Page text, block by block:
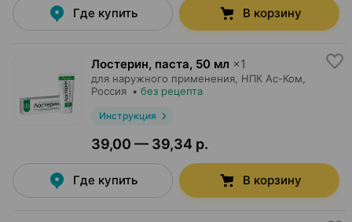
Где купить В корзину
Лостерин, паста, 50 мл ×1
для наружного применения, НПК Ас-Ком
Россия • без рецепта
Инструкция
39,00 — 39,34 р.
Где купить В корзину